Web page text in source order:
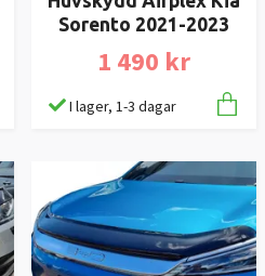
Sorento 2021-2023
1 490 kr
I lager, 1-3 dagar